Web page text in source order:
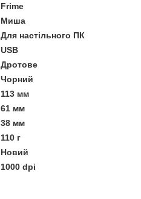
Frime
Миша
Для настільного ПК
USB
Дротове
Чорний
113 мм
61 мм
38 мм
110 г
Новий
1000 dpi